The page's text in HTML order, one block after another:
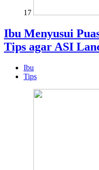
17
Ibu Menyusui
Tips agar ASI
Ibu
Tips